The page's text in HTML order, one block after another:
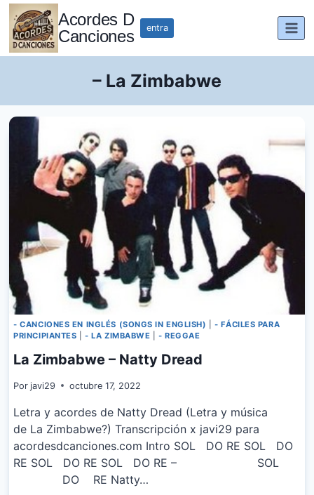
Saltar
contenido
Acordes D
Canciones
entra
– La Zimbabwe
- CANCIONES EN INGLÉS (SONGS IN ENGLISH) |- FÁCILES PARA
PRINCIPIANTES |- LA ZIMBABWE |- REGGAE
La Zimbabwe – Natty Dread
Por javi29 octubre 17, 2022
Letra y acordes de Natty Dread (Letra y música
de La Zimbabwe?) Transcripción x javi29 para
acordesdcanciones.com Intro SOL DO RE SOL DO
RE SOL DO RE SOL DO RE – SOL
DO RE Natty…